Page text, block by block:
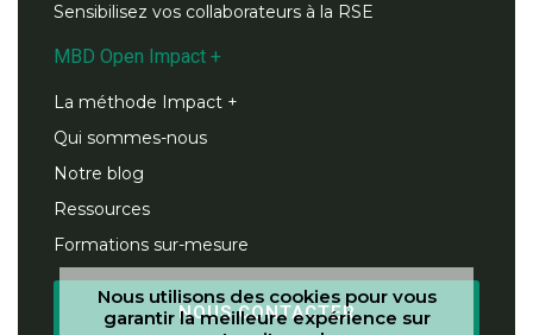
Sensibilisez vos collaborateurs à la RSE
MBD Open Impact +
La méthode Impact +
Qui sommes-nous
Notre blog
Ressources
Formations sur-mesure
NOUS CONTACTER
Nous utilisons des cookies pour vous
garantir la meilleure expérience sur